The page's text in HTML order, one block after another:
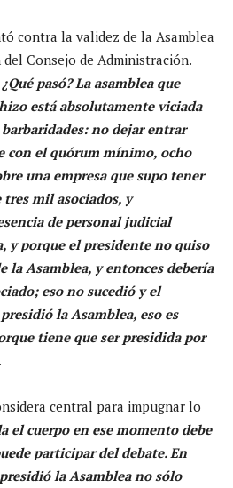
contra la validez de la Asamblea
Consejo de Administración.
pasó? La asamblea que
está absolutamente viciada
no dejar entrar
con el quórum mínimo, ocho
una empresa que supo tener
mil asociados, y
de personal judicial
y porque el presidente no quiso
la Asamblea, y entonces debería
eso no sucedió y el
la Asamblea, eso es
tiene que ser presidida por
central para impugnar lo
el cuerpo en ese momento debe
participar del debate. En
la Asamblea no sólo